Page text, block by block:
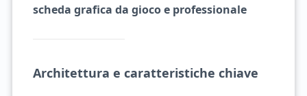
scheda grafica da gioco e professionale
Architettura e caratteristiche chiave